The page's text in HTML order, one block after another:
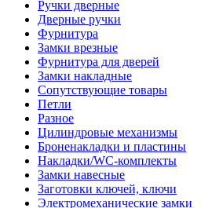
Ручки дверные
Дверные ручки
Фурнитура
Замки врезные
Фурнитура для дверей
Замки накладные
Сопутствующие товары
Петли
Разное
Цилиндровые механизмы
Броненакладки и пластины
Накладки/WC-комплекты
Замки навесные
Заготовки ключей, ключи
Электромеханические замки